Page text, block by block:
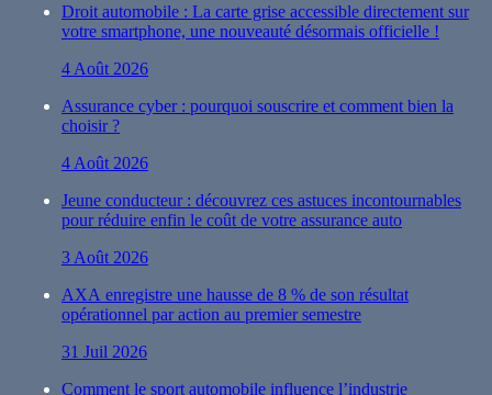
Droit automobile : La carte grise accessible directement sur
votre smartphone, une nouveauté désormais officielle !
4 Août 2026
Assurance cyber : pourquoi souscrire et comment bien la
choisir ?
4 Août 2026
Jeune conducteur : découvrez ces astuces incontournables
pour réduire enfin le coût de votre assurance auto
3 Août 2026
AXA enregistre une hausse de 8 % de son résultat
opérationnel par action au premier semestre
31 Juil 2026
Comment le sport automobile influence l’industrie